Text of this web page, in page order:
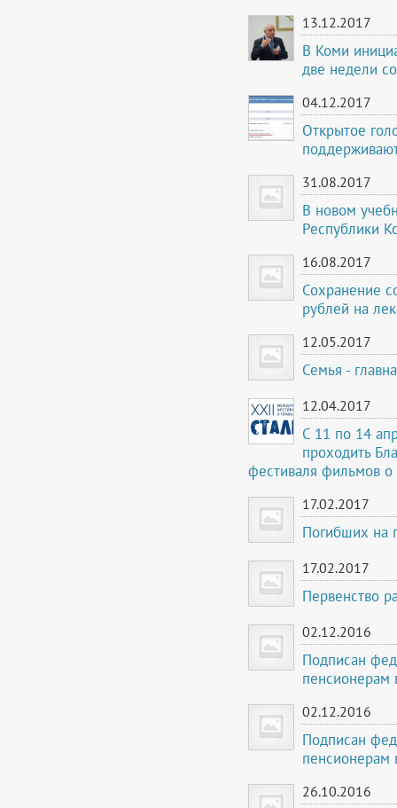
13.12.2017
В Коми
две недели
04.12.2017
Открытое
31.08.2017
В новом
Республики
16.08.2017
Сохранение
рублей на
12.05.2017
Семья -
12.04.2017
С 11 по 14
проходить
фестиваля фильмов о
17.02.2017
Погибших на
17.02.2017
Первенство
02.12.2016
Подписан
пенсионерам
02.12.2016
Подписан
пенсионерам
26.10.2016